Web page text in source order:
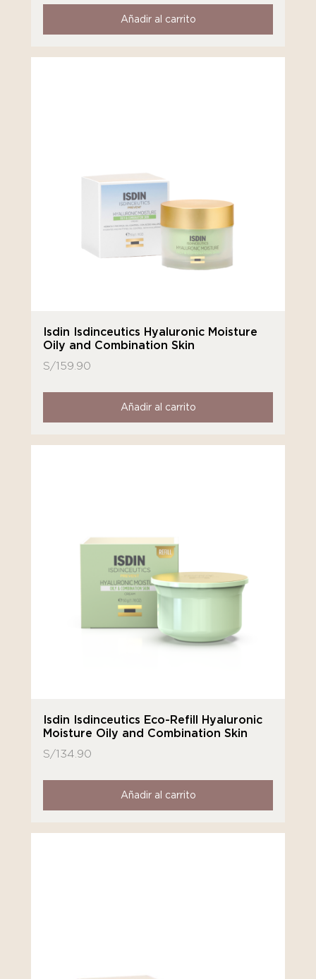
Añadir al carrito
Isdin Isdinceutics Hyaluronic Moisture
Oily and Combination Skin
S/159.90
Añadir al carrito
Isdin Isdinceutics Eco-Refill Hyaluronic
Moisture Oily and Combination Skin
S/134.90
Añadir al carrito